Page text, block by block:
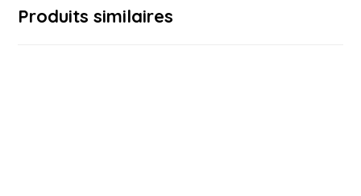
Produits similaires